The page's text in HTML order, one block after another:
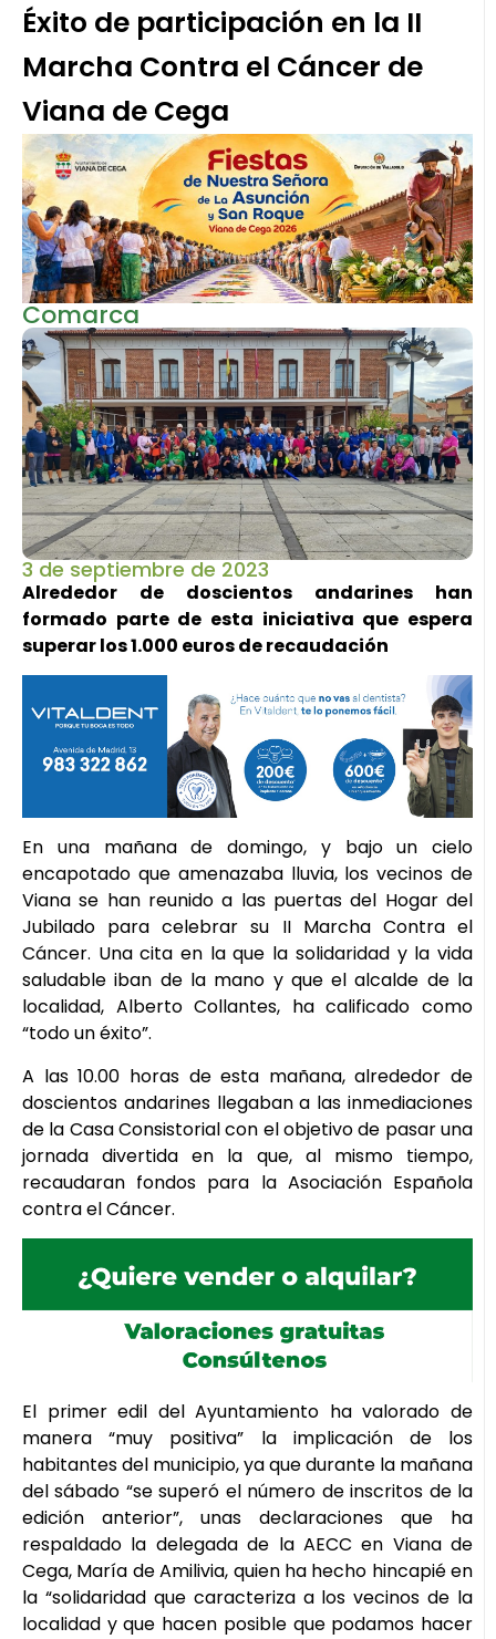
Éxito de participación en la II
Marcha Contra el Cáncer de
Viana de Cega
Comarca
3 de septiembre de 2023
Alrededor de doscientos andarines han
formado parte de esta iniciativa que espera
superar los 1.000 euros de recaudación
En una mañana de domingo, y bajo un cielo
encapotado que amenazaba lluvia, los vecinos de
Viana se han reunido a las puertas del Hogar del
Jubilado para celebrar su II Marcha Contra el
Cáncer. Una cita en la que la solidaridad y la vida
saludable iban de la mano y que el alcalde de la
localidad, Alberto Collantes, ha calificado como
“todo un éxito”.
A las 10.00 horas de esta mañana, alrededor de
doscientos andarines llegaban a las inmediaciones
de la Casa Consistorial con el objetivo de pasar una
jornada divertida en la que, al mismo tiempo,
recaudaran fondos para la Asociación Española
contra el Cáncer.
El primer edil del Ayuntamiento ha valorado de
manera “muy positiva” la implicación de los
habitantes del municipio, ya que durante la mañana
del sábado “se superó el número de inscritos de la
edición anterior”, unas declaraciones que ha
respaldado la delegada de la AECC en Viana de
Cega, María de Amilivia, quien ha hecho hincapié en
la “solidaridad que caracteriza a los vecinos de la
localidad y que hacen posible que podamos hacer